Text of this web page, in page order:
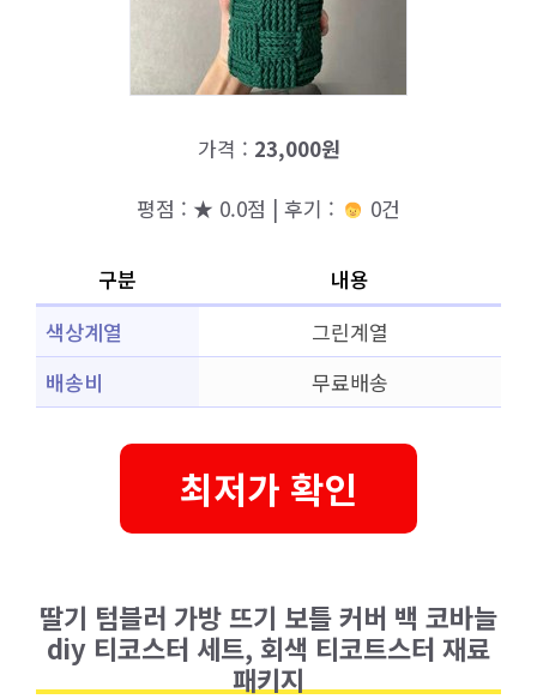
가격 : 23,000원
평점 : ★ 0.0점 | 후기 : 0건
구분
내용
색상계열
그린계열
배송비
무료배송
최저가 확인
딸기 텀블러 가방 뜨기 보틀 커버 백 코바늘
diy 티코스터 세트, 회색 티코트스터 재료
패키지